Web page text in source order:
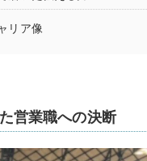
リア像
営業職への決断